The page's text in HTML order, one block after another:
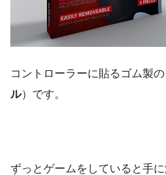
コントローラーに貼るゴム製
ル）です。
ずっとゲームをしていると手